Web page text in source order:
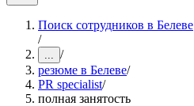
Поиск сотрудников в Белеве
/
... /
резюме в Белеве/
PR specialist/
полная занятость